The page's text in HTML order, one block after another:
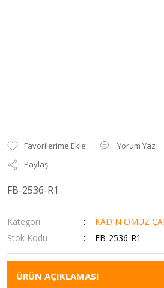
Yorum Yaz
Paylaş
FB-2536-R1
Kategori
KADIN OMUZ
Stok Kodu
FB-2536-R1
ÜRÜN AÇIKLAMASI